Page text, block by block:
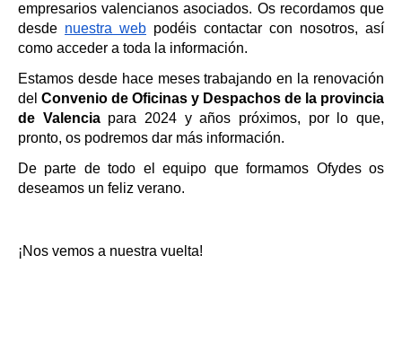
empresarios valencianos asociados. Os recordamos que
desde nuestra web podéis contactar con nosotros, así
como acceder a toda la información.
Estamos desde hace meses trabajando en la renovación
del Convenio de Oficinas y Despachos de la provincia
de Valencia para 2024 y años próximos, por lo que,
pronto, os podremos dar más información.
De parte de todo el equipo que formamos Ofydes os
deseamos un feliz verano.
¡Nos vemos a nuestra vuelta!